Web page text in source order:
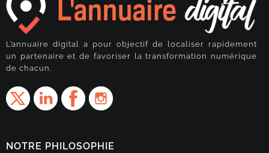
L’annuaire digital a pour objectif de localiser rapidement
un partenaire et de favoriser la transformation numérique
de chacun.
NOTRE PHILOSOPHIE